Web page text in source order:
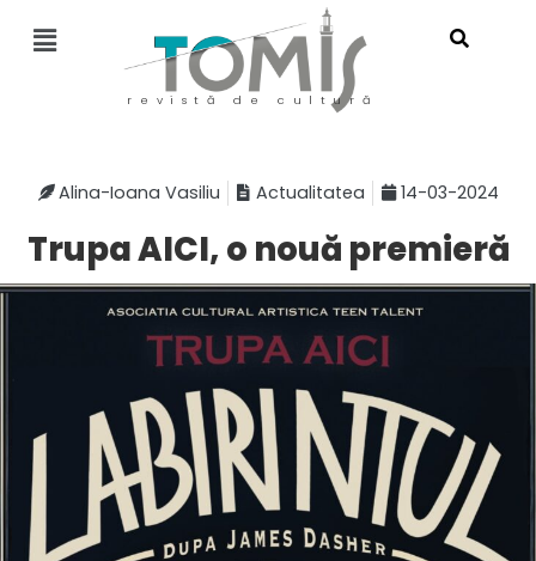
revistă de cultură
Alina-Ioana Vasiliu Actualitatea 14-03-2024
Trupa AICI, o nouă premieră